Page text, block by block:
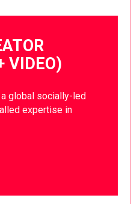
VIDEO)
global socially-led
expertise in